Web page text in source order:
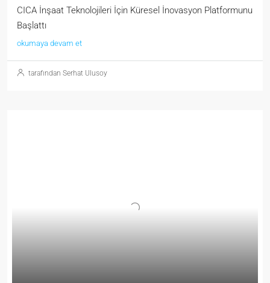
CICA İnşaat Teknolojileri İçin Küresel İnovasyon Platformunu
Başlattı
okumaya devam et
tarafından Serhat Ulusoy